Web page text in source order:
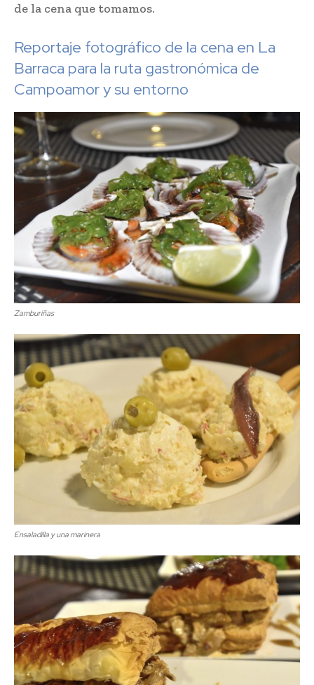
de la cena que tomamos.
Reportaje fotográfico de la cena en La
Barraca para la ruta gastronómica de
Campoamor y su entorno
Zamburiñas
Ensaladilla y una marinera